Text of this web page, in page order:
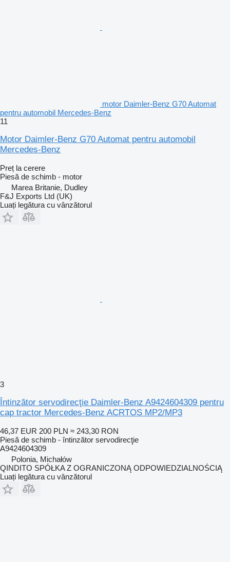
motor Daimler-Benz G70 Automat
pentru automobil Mercedes-Benz
11
Motor Daimler-Benz G70 Automat pentru automobil
Mercedes-Benz
Preț la cerere
Piesă de schimb - motor
Marea Britanie, Dudley
F&J Exports Ltd (UK)
Luați legătura cu vânzătorul
3
Întinzător servodirecţie Daimler-Benz A9424604309 pentru
cap tractor Mercedes-Benz ACRTOS MP2/MP3
46,37 EUR 200 PLN ≈ 243,30 RON
Piesă de schimb - întinzător servodirecţie
A9424604309
Polonia, Michałów
QINDITO SPÓŁKA Z OGRANICZONĄ ODPOWIEDZIALNOŚCIĄ
Luați legătura cu vânzătorul